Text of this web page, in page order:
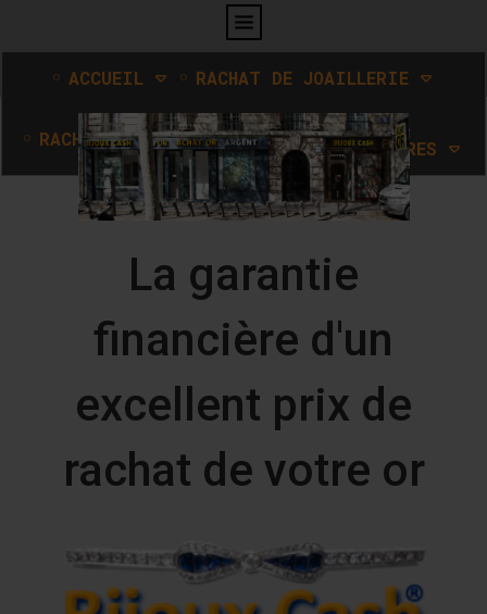
ACCUEIL RACHAT DE JOAILLERIE
RACHAT D'ARGENT RACHAT DE MONTRES
La garantie
financière d'un
excellent prix de
rachat de votre or